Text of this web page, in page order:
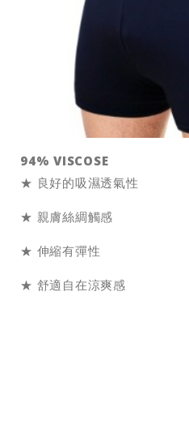
94% VISCOSE
★ 良好的吸濕透氣性
★ 親膚絲綢觸感
★ 伸縮有彈性
★ 舒適自在涼爽感